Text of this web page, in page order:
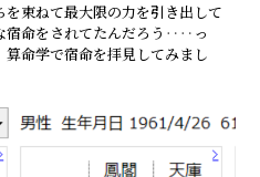
束ねて最大限の力を引き出して
宿命をされてたんだろう‥‥っ
命学で宿命を拝見してみまし